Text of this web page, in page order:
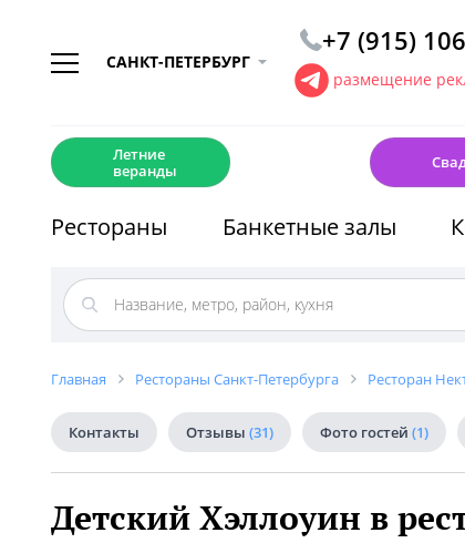
САНКТ-ПЕТЕРБУРГ
+7 (915)
размещение
Летние
веранды
Рестораны Банкетные залы
Главная Рестораны Санкт-Петербурга Ресторан
Контакты Отзывы (31) Фото гостей (1)
Детский Хэллоуин в